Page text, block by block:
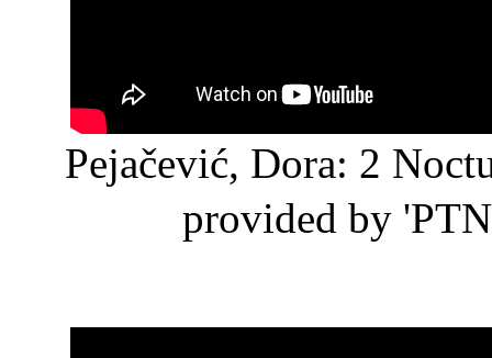
Pejačević, Dora: 2
provided by